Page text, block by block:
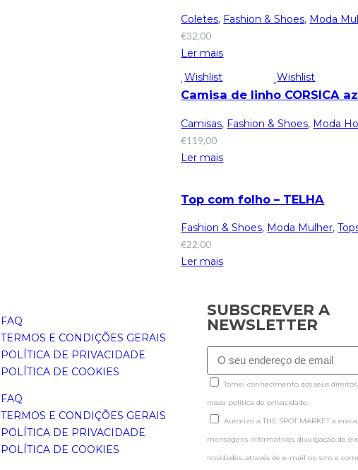
Coletes, Fashion & Shoes, Moda
€32,00
Ler mais
Wishlist
Wishlist
Camisa de linho CORSICA
Camisas, Fashion & Shoes, Moda
€119,00
Ler mais
Top com folho – TELHA
Fashion & Shoes, Moda Mulher,
€22,00
Ler mais
FAQ
TERMOS E CONDIÇÕES GERAIS
POLÍTICA DE PRIVACIDADE
POLÍTICA DE COOKIES
FAQ
TERMOS E CONDIÇÕES GERAIS
POLÍTICA DE PRIVACIDADE
POLÍTICA DE COOKIES
SUBSCREVER A
NEWSLETTER
Tomei conhecimento dos seus
nossa politica de privacidade.
Autorizo a THE SPOT MARKET a
mensagens informativas, divulgação de
novidades, através de e-mail ou sms e